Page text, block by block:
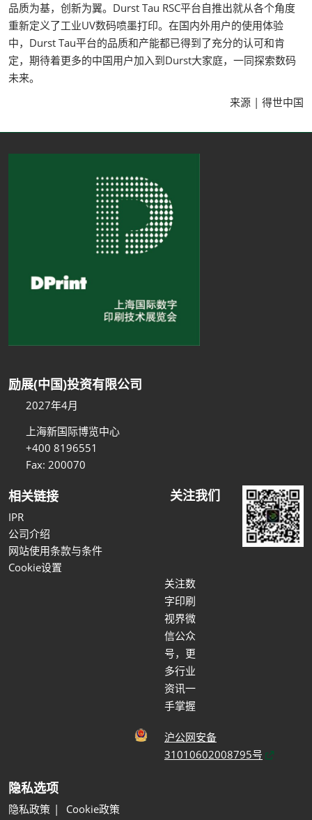
品质为基，创新为翼。Durst Tau RSC平台自推出就从各个角度
重新定义了工业UV数码喷墨打印。在国内外用户的使用体验
中，Durst Tau平台的品质和产能都已得到了充分的认可和肯
定，期待着更多的中国用户加入到Durst大家庭，一同探索数码
未来。
来源 | 得世中国
励展(中国)投资有限公司
2027年4月
上海新国际博览中心
+400 8196551
Fax: 200070
相关链接
IPR
公司介绍
网站使用条款与条件
Cookie设置
关注我们
关注数
字印刷
视界微
信公众
号，更
多行业
资讯一
手掌握
沪公网安备
31010602008795号
隐私选项
隐私政策 Cookie政策